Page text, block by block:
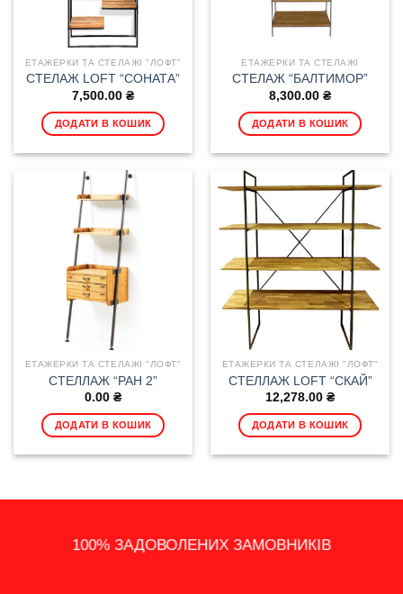
ЕТАЖЕРКИ ТА СТЕЛАЖІ "ЛОФТ"
СТЕЛАЖ LOFT “СОНАТА”
7,500.00 ₴
ДОДАТИ В КОШИК
ЕТАЖЕРКИ ТА СТЕЛАЖІ
СТЕЛАЖ “БАЛТИМОР”
8,300.00 ₴
ДОДАТИ В КОШИК
ЕТАЖЕРКИ ТА СТЕЛАЖІ "ЛОФТ"
СТЕЛЛАЖ “РАН 2”
0.00 ₴
ДОДАТИ В КОШИК
ЕТАЖЕРКИ ТА СТЕЛАЖІ "ЛОФТ"
СТЕЛЛАЖ LOFT “СКАЙ”
12,278.00 ₴
ДОДАТИ В КОШИК
100% ЗАДОВОЛЕНИХ ЗАМОВНИКІВ
ІНДИВІДУАЛЬНИЙ ПІДХІД
ШВИДКА ДОСТАВКА ПО УКРАЇНІ
ГРОШЕЙ
ПОДАРУНКИ, АКЦІЇ ТА ЗНИЖКИ